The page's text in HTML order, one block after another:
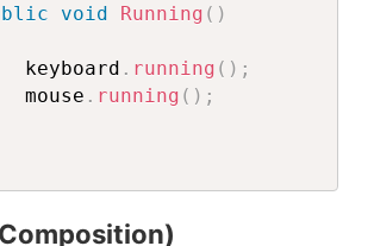
void Running ( )
keyboard
. running ( ) ;
mouse
. running ( ) ;